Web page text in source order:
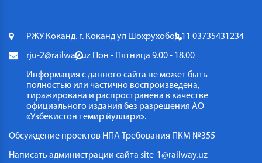
РЖУ Коканд. г. Коканд ул Шохрухобод 11 03735431234
rju-2@railway.uz Пон - Пятница 9.00 - 18.00
Информация с данного сайта не может быть
полностью или частично воспроизведена,
тиражирована и распространена в качестве
официального издания без разрешения АО
«Узбекистон темир йуллари».
Обсуждение проектов НПАТребования ПКМ №355
Написать администрации сайта site-1@railway.uz